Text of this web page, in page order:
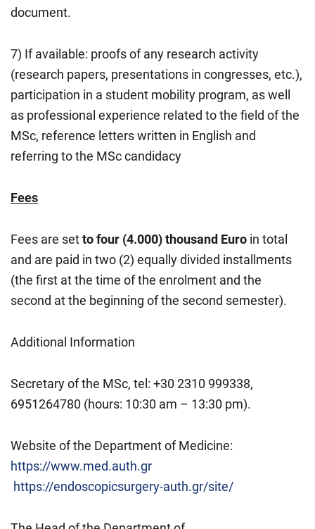
document.
7) If available: proofs of any research activity
(research papers, presentations in congresses, etc.),
participation in a student mobility program, as well
as professional experience related to the field of the
MSc, reference letters written in English and
referring to the MSc candidacy
Fees
Fees are setto four (4.000) thousand Euro in total
and are paid in two (2) equally divided installments
(the first at the time of the enrolment and the
second at the beginning of the second semester).
Additional Information
Secretary of the MSc, tel: +30 2310 999338,
6951264780 (hours: 10:30 am – 13:30 pm).
Website of the Department of Medicine:
https://www.med.auth.gr
https://endoscopicsurgery-auth.gr/site/